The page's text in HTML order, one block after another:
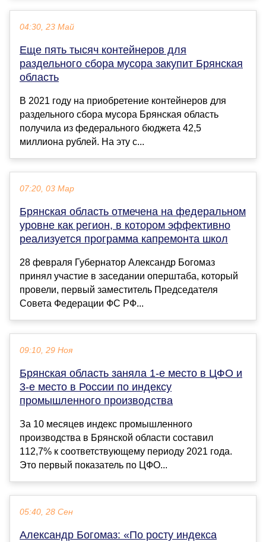
04:30, 23 Май
Еще пять тысяч контейнеров для
раздельного сбора мусора закупит Брянская
область
В 2021 году на приобретение контейнеров для
раздельного сбора мусора Брянская область
получила из федерального бюджета 42,5
миллиона рублей. На эту с...
07:20, 03 Мар
Брянская область отмечена на федеральном
уровне как регион, в котором эффективно
реализуется программа капремонта школ
28 февраля Губернатор Александр Богомаз
принял участие в заседании оперштаба, который
провели, первый заместитель Председателя
Совета Федерации ФС РФ...
09:10, 29 Ноя
Брянская область заняла 1-е место в ЦФО и
3-е место в России по индексу
промышленного производства
За 10 месяцев индекс промышленного
производства в Брянской области составил
112,7% к соответствующему периоду 2021 года.
Это первый показатель по ЦФО...
05:40, 28 Сен
Александр Богомаз: «По росту индекса